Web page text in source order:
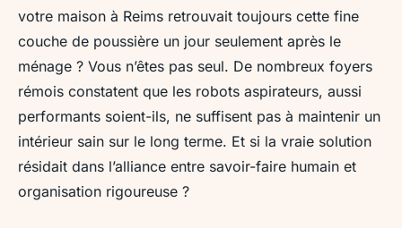
Reims pour un intérieur
impeccable
Aubine• 25/05/2026 12:57•11 min de lecture
votre maison à Reims retrouvait toujours cette fine
couche de poussière un jour seulement après le
ménage ? Vous n’êtes pas seul. De nombreux foyers
rémois constatent que les robots aspirateurs, aussi
performants soient-ils, ne suffisent pas à maintenir un
intérieur sain sur le long terme. Et si la vraie solution
résidait dans l’alliance entre savoir-faire humain et
organisation rigoureuse ?